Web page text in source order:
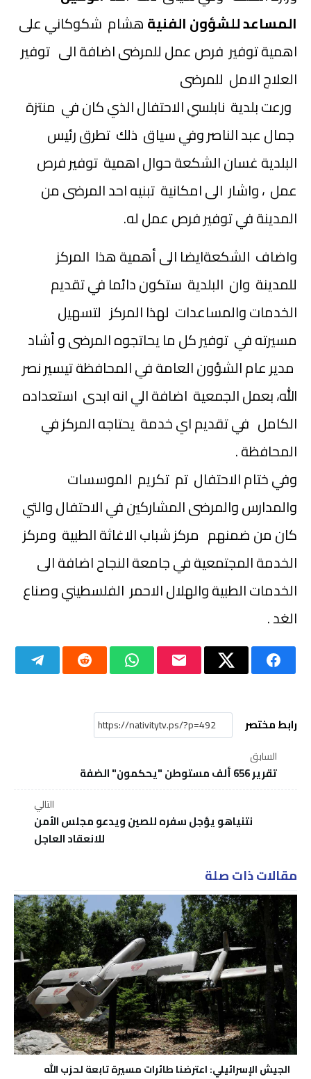
المساعد للشؤون الفنيةهشام شكوكاني على
اهمية توفير فرص عمل للمرضى اضافة الى توفير
العلاج الامل للمرضى
ورعت بلدية نابلسي الاحتفال الذي كان في منتزة
جمال عبد الناصر وفي سياق ذلك تطرق رئيس
البلدية غسان الشكعة حوال اهمية توفير فرص
عمل ، واشار الى امكانية تبنيه احد المرضى من
المدينة في توفير فرص عمل له.
واضاف الشكعةايضا الى أهمية هذا المركز
للمدينة وان البلدية ستكون دائما في تقديم
الخدمات والمساعدات لهذا المركز لتسهيل
مسيرته في توفير كل ما يحاتجوه المرضى و أشاد
مدير عام الشؤون العامة في المحافظة تيسير نصر
الله، بعمل الجمعية اضافة الي انه ابدى استعداده
الكامل في تقديم اي خدمة يحتاجه المركز في
المحافظة .
وفي ختام الاحتفال تم تكريم الموسسات
والمدارس والمرضى المشاركين في الاحتفال والتي
كان من ضمنهم مركز شباب الاغاثة الطبية ومركز
الخدمة المجتمعية في جامعة النجاح اضافة الى
الخدمات الطبية والهلال الاحمر الفلسطيني وصناع
الغد .
رابط مختصر
السابق
تقرير 656 ألف مستوطن "يحكمون" الضفة
التالي
نتنياهو يؤجل سفره للصين ويدعو مجلس الأمن
للانعقاد العاجل
مقالات ذات صلة
الجيش الإسرائيلي: اعترضنا طائرات مسيرة تابعة لحزب الله